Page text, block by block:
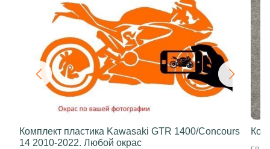
Комплект пластика Kawasaki GTR 1400/Concours
14 2010-2022. Любой окрас